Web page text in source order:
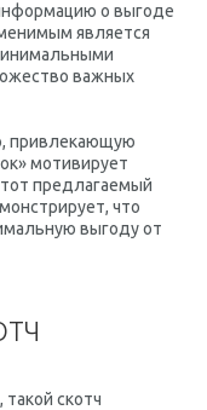
о выгоде
является
важных
привлекающую
мотивирует
предлагаемый
что
выгоду от
скотч